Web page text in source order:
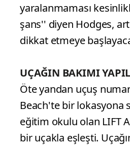
yaralanmaması
şans'' diyen Hodges,
dikkat etmeye
UÇAĞIN BAKIMI
Öte yandan uçuş
Beach'te bir lokasyona
eğitim okulu olan LIFT
bir uçakla eşleşti.